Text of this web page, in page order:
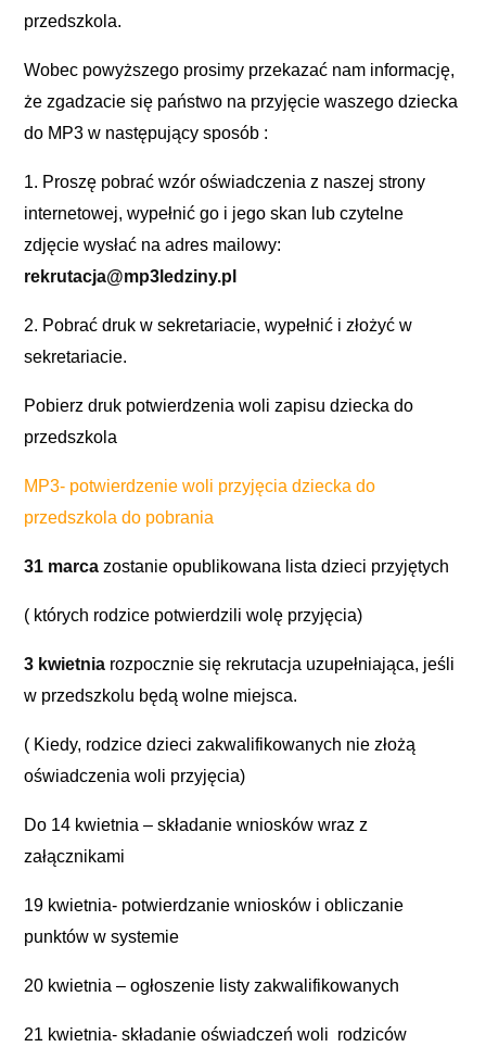
przedszkola.
Wobec powyższego prosimy przekazać nam informację,
że zgadzacie się państwo na przyjęcie waszego dziecka
do MP3 w następujący sposób :
1. Proszę pobrać wzór oświadczenia z naszej strony
internetowej, wypełnić go i jego skan lub czytelne
zdjęcie wysłać na adres mailowy:
rekrutacja@mp3ledziny.pl
2. Pobrać druk w sekretariacie, wypełnić i złożyć w
sekretariacie.
Pobierz druk potwierdzenia woli zapisu dziecka do
przedszkola
MP3- potwierdzenie woli przyjęcia dziecka do
przedszkola do pobrania
31 marca zostanie opublikowana lista dzieci przyjętych
( których rodzice potwierdzili wolę przyjęcia)
3 kwietnia rozpocznie się rekrutacja uzupełniająca, jeśli
w przedszkolu będą wolne miejsca.
( Kiedy, rodzice dzieci zakwalifikowanych nie złożą
oświadczenia woli przyjęcia)
Do 14 kwietnia – składanie wniosków wraz z
załącznikami
19 kwietnia- potwierdzanie wniosków i obliczanie
punktów w systemie
20 kwietnia – ogłoszenie listy zakwalifikowanych
21 kwietnia- składanie oświadczeń woli rodziców